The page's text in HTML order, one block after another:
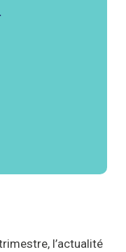
l’actualité